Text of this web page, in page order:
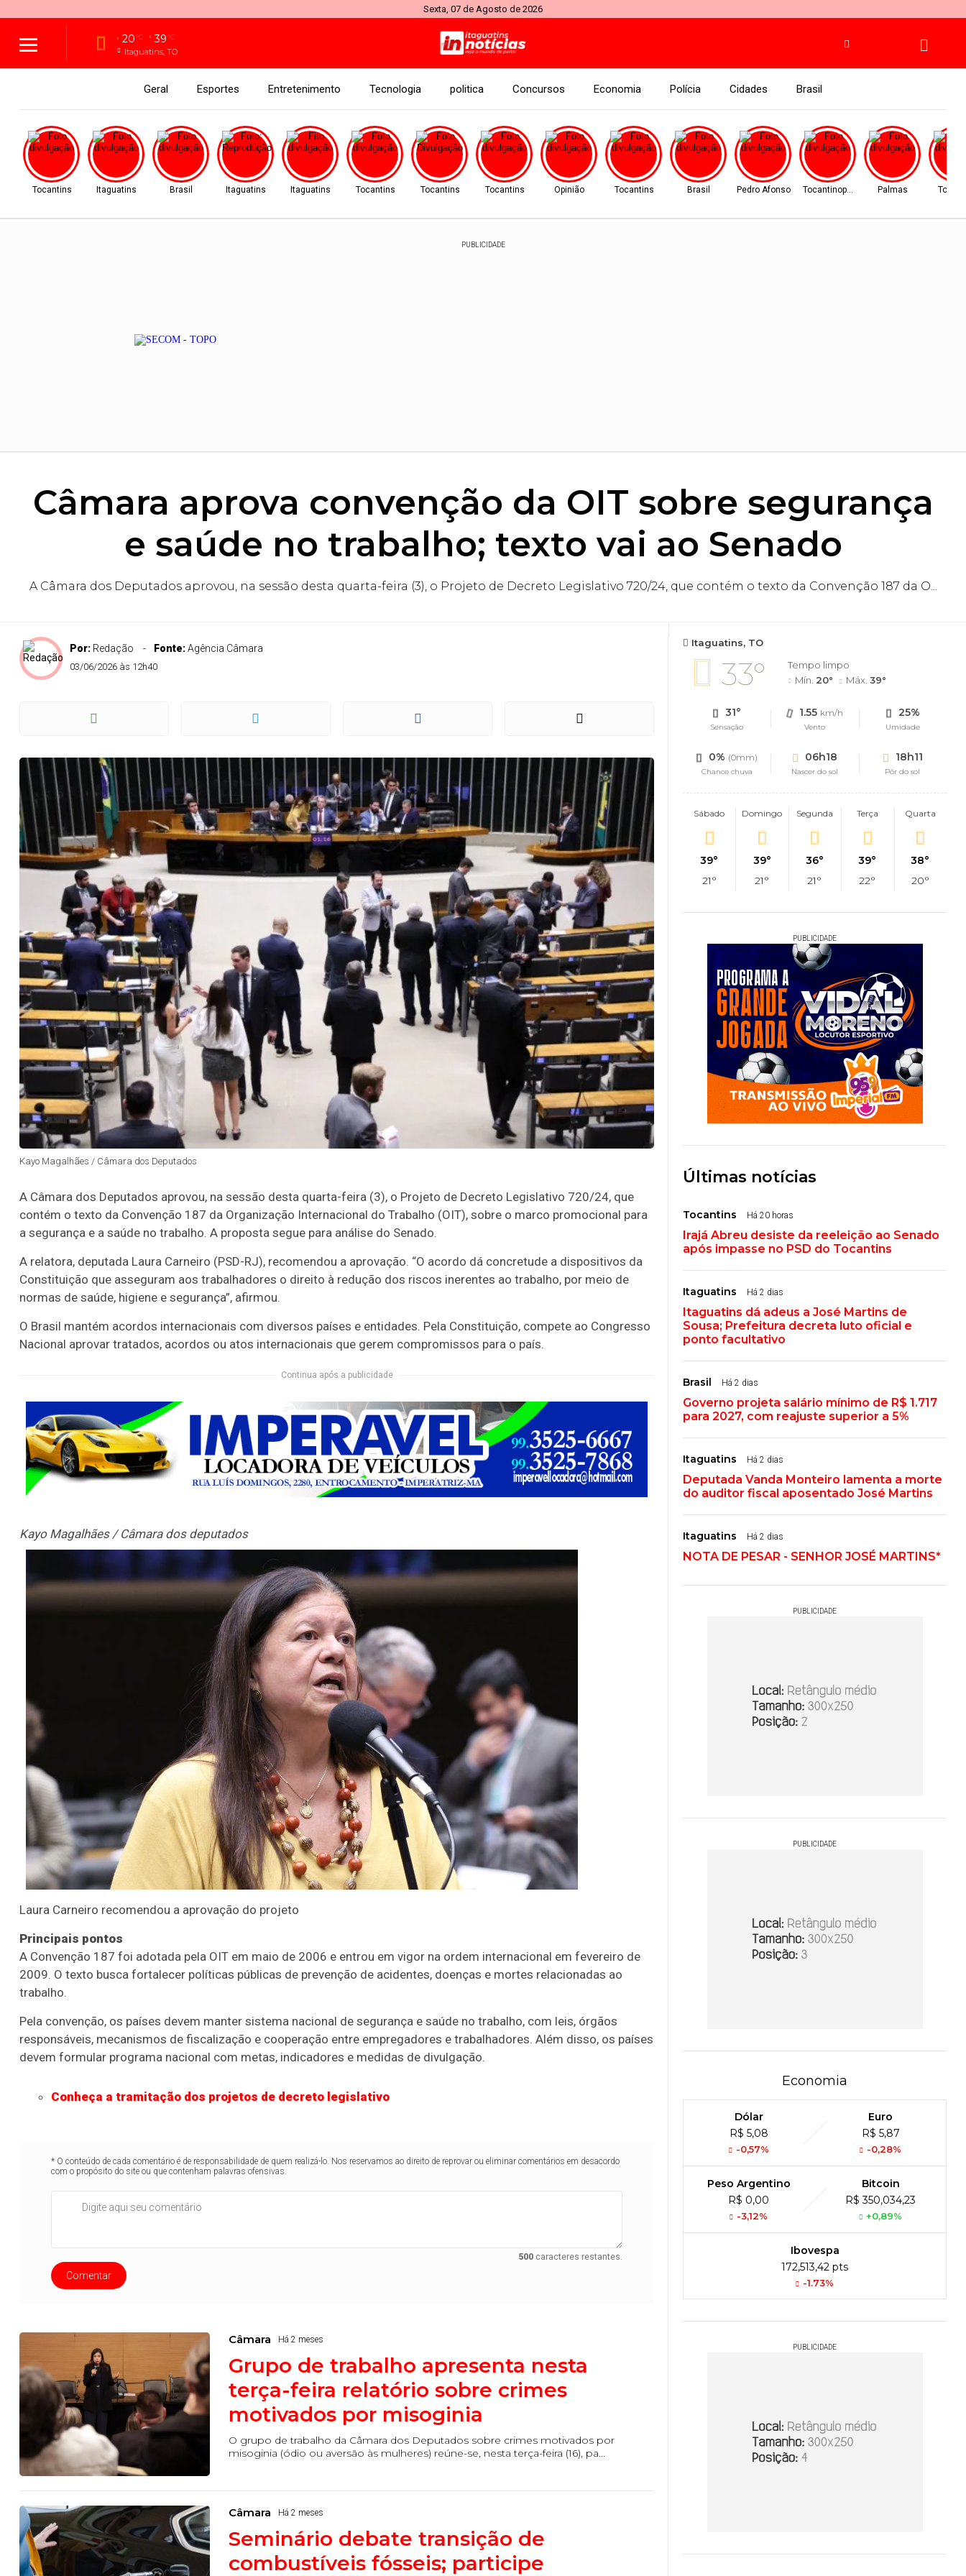
Sexta, 07 de Agosto de 2026
20°C 39°C
Itaguatins, TO
Geral Esportes Entretenimento Tecnologia politica Concursos Economia Polícia Cidades Brasil
Tocantins Itaguatins Brasil Itaguatins Itaguatins Tocantins Tocantins Tocantins Opinião Tocantins Brasil Pedro Afonso Tocantinopolis Palmas
PUBLICIDADE
Câmara aprova convenção da OIT sobre segurança
e saúde no trabalho; texto vai ao Senado
A Câmara dos Deputados aprovou, na sessão desta quarta-feira (3), o Projeto de Decreto Legislativo 720/24, que contém o texto da Convenção 187 da O...
Por: Redação Fonte:Agência Câmara
03/06/2026 às 12h40
Kayo Magalhães / Câmara dos Deputados
A Câmara dos Deputados aprovou, na sessão desta quarta-feira (3), o Projeto de Decreto Legislativo 720/24, que
contém o texto da Convenção 187 da Organização Internacional do Trabalho (OIT), sobre o marco promocional para
a segurança e a saúde no trabalho. A proposta segue para análise do Senado.
A relatora, deputada Laura Carneiro (PSD-RJ), recomendou a aprovação. “O acordo dá concretude a dispositivos da
Constituição que asseguram aos trabalhadores o direito à redução dos riscos inerentes ao trabalho, por meio de
normas de saúde, higiene e segurança”, afirmou.
O Brasil mantém acordos internacionais com diversos países e entidades. Pela Constituição, compete ao Congresso
Nacional aprovar tratados, acordos ou atos internacionais que gerem compromissos para o país.
Continua após a publicidade
Kayo Magalhães / Câmara dos deputados
Laura Carneiro recomendou a aprovação do projeto
Principais pontos
A Convenção 187 foi adotada pela OIT em maio de 2006 e entrou em vigor na ordem internacional em fevereiro de
2009. O texto busca fortalecer políticas públicas de prevenção de acidentes, doenças e mortes relacionadas ao
trabalho.
Pela convenção, os países devem manter sistema nacional de segurança e saúde no trabalho, com leis, órgãos
responsáveis, mecanismos de fiscalização e cooperação entre empregadores e trabalhadores. Além disso, os países
devem formular programa nacional com metas, indicadores e medidas de divulgação.
Conheça a tramitação dos projetos de decreto legislativo
* O conteúdo de cada comentário é de responsabilidade de quem realizá-lo. Nos reservamos ao direito de reprovar ou eliminar comentários em desacordo
com o propósito do site ou que contenham palavras ofensivas.
500caracteres restantes.
Comentar
Câmara Há 2 meses
Grupo de trabalho apresenta nesta
terça-feira relatório sobre crimes
motivados por misoginia
O grupo de trabalho da Câmara dos Deputados sobre crimes motivados por
misoginia (ódio ou aversão às mulheres) reúne-se, nesta terça-feira (16), pa...
Câmara Há 2 meses
Seminário debate transição de
combustíveis fósseis; participe
Itaguatins, TO
33°
Tempo limpo
Mín. 20° Máx. 39°
31°
Sensação
1.55 km/h
Vento
25%
Umidade
0% (0mm)
Chance chuva
06h18
Nascer do sol
18h11
Pôr do sol
Sábado
39°
21°
Domingo
39°
21°
Segunda
36°
21°
Terça
39°
22°
Quarta
38°
20°
PUBLICIDADE
Últimas notícias
Tocantins Há 20 horas
Irajá Abreu desiste da reeleição ao Senado
após impasse no PSD do Tocantins
Itaguatins Há 2 dias
Itaguatins dá adeus a José Martins de
Sousa; Prefeitura decreta luto oficial e
ponto facultativo
Brasil Há 2 dias
Governo projeta salário mínimo de R$ 1.717
para 2027, com reajuste superior a 5%
Itaguatins Há 2 dias
Deputada Vanda Monteiro lamenta a morte
do auditor fiscal aposentado José Martins
Itaguatins Há 2 dias
NOTA DE PESAR - SENHOR JOSÉ MARTINS*
PUBLICIDADE
PUBLICIDADE
Economia
Dólar
R$ 5,08
-0,57%
Euro
R$ 5,87
-0,28%
Peso Argentino
R$ 0,00
-3,12%
Bitcoin
R$ 350,034,23
+0,89%
Ibovespa
172,513,42 pts
-1.73%
PUBLICIDADE